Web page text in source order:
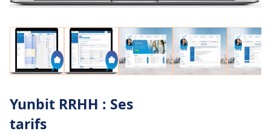
Yunbit RRHH : Ses
tarifs